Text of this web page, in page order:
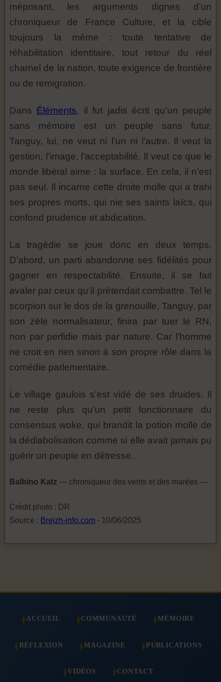
méprisant, les arguments dignes d’un
chroniqueur de France Culture, et la cible
toujours la même : toute tentative de
réhabilitation identitaire, tout retour du réel
charnel de la nation, toute exigence de frontière
ou de remigration.
Dans Éléments, il fut jadis écrit qu’un peuple
sans mémoire est un peuple sans futur.
Tanguy, lui, ne veut ni l’un ni l’autre. Il veut la
gestion, l’image, l’acceptabilité. Il veut ce que le
monde libéral aime : la surface. En cela, il n’est
pas seul. Il incarne cette droite molle qui a trahi
ses propres morts, qui nie ses saints laïcs, qui
confond prudence et abdication.
La tragédie se joue donc en deux temps.
D’abord, un parti abandonne ses fidélités pour
gagner en respectabilité. Ensuite, il se fait
avaler par ceux qu’il prétendait combattre. Tel le
scorpion sur le dos de la grenouille, Tanguy, par
son zèle normalisateur, finira par tuer le RN,
non par perfidie mais par nature. Car l’homme
ne croit en rien sinon à son propre rôle dans la
comédie parlementaire.
Le village gaulois s’est vidé de ses druides. Il
ne reste plus qu’un petit fonctionnaire du
consensus woke, qui brandit la potion molle de
la dédiabolisation comme si elle avait jamais pu
guérir un peuple en détresse.
Balbino Katz — chroniqueur des vents et des marées —
Crédit photo : DR
Source : Breizh-info.com - 10/06/2025
ACCUEIL COMMUNAUTÉ MÉMOIRE
RÉFLEXION MAGAZINE PUBLICATIONS
VIDÉOS CONTACT